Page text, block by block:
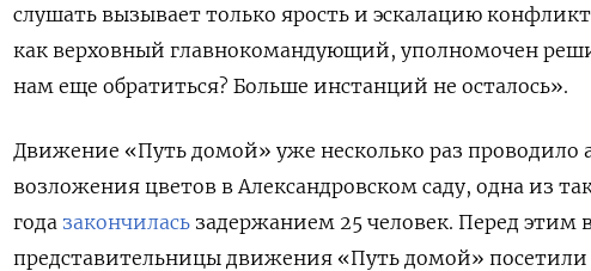
слушать вызывает только ярость и эскалацию
как верховный главнокомандующий, уполномочен
нам еще обратиться? Больше инстанций не осталось».
Движение «Путь домой» уже несколько раз
возложения цветов в Александровском саду, одна из
года закончилась задержанием 25 человек. Перед этим
представительницы движения «Путь домой»